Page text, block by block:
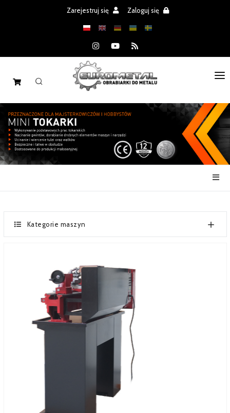
Zarejestruj się Zaloguj się
MASZYNY
CZĘŚCI
SERWIS
Kategorie maszyn